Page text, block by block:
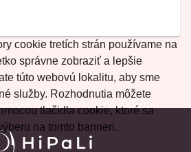
cookie tretích strán používame na
správne zobraziť a lepšie
túto webovú lokalitu, aby sme
služby. Rozhodnutia môžete
tlačidla cookie, ktoré sa
na tomto banneri.